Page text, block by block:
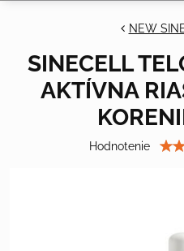
NEW
SINECELL
AKTÍVNA
Hodnotenie